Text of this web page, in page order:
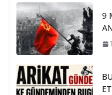
9